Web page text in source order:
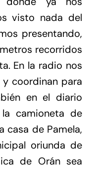
visto nada del
presentando,
recorridos
En la radio nos
coordinan para
en el diario
camioneta de
casa de Pamela,
oriunda de
de Orán sea